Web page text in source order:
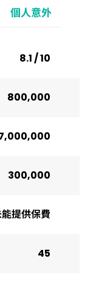
個人意外
8.1 / 10
800,000
300,000
提供保費
45